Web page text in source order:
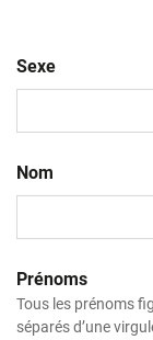
Sexe
Nom
Prénoms
Tous les prénoms
séparés d’une